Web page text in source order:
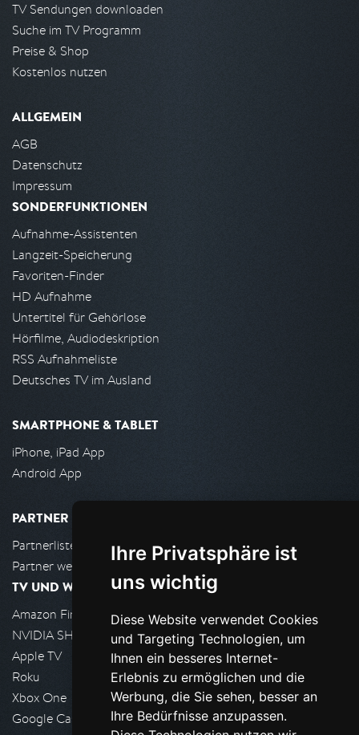
Ihre Privatsphäre ist
uns wichtig
Diese Website verwendet Cookies
und Targeting Technologien, um
Ihnen ein besseres Internet-
Erlebnis zu ermöglichen und die
Werbung, die Sie sehen, besser an
Ihre Bedürfnisse anzupassen.
TV Sendungen downloaden
Suche im TV Programm
Preise & Shop
Kostenlos nutzen
ALLGEMEIN
AGB
Datenschutz
Impressum
SONDERFUNKTIONEN
Aufnahme-Assistenten
Langzeit-Speicherung
Favoriten-Finder
HD Aufnahme
Untertitel für Gehörlose
Hörfilme, Audiodeskription
RSS Aufnahmeliste
Deutsches TV im Ausland
SMARTPHONE & TABLET
iPhone, iPad App
Android App
PARTNER
Partnerliste
Partner werden
TV UND WOHNZIMMER
Amazon FireTV
NVIDIA SHIELD, Google TV
Apple TV
Roku
Xbox One
Google Cast